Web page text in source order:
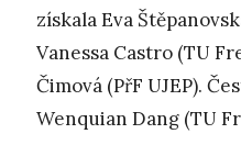
získala Eva
Vanessa Castro (TU
Čimová (PřF UJEP).
Wenquian Dang (TU